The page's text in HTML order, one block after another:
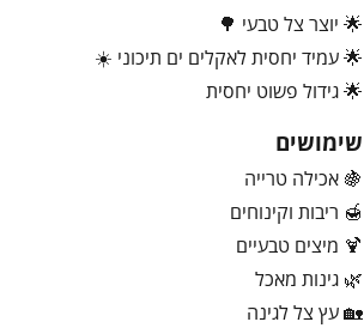
🌟 יוצר צל טבעי 🌳
🌟 עמיד יחסית לאקלים ים תיכוני ☀️
🌟 גידול פשוט יחסית
שימושים
🍇 אכילה טרייה
🍯 ריבות וקינוחים
🍹 מיצים טבעיים
🌿 גינות מאכל
🏡 עץ צל לגינה